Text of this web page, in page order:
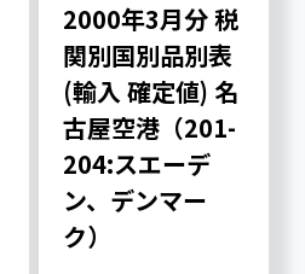
2000年3月分 税
関別国別品別表
(輸入 確定値) 名
古屋空港（201-
204:スエーデ
ン、デンマー
ク）